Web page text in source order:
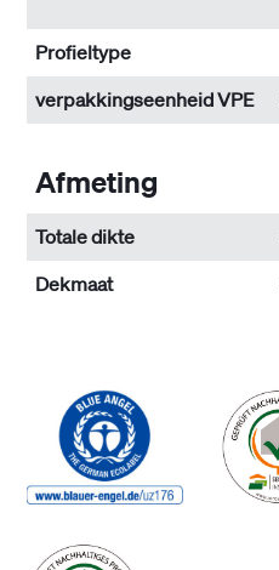
Profieltype
verpakkingseenheid VPE
Afmeting
Totale dikte
Dekmaat